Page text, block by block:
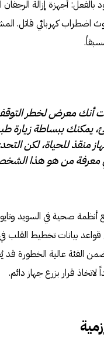
بالفعل: أجهزة إزالة الرجفان
اضطراب كهربائي قاتل.
أنك معرض لخطر
يمكنك ببساطة زيارة
منقذ للحياة، لكن
معرفة من هو هذا
أنظمة صحية في السويد
قواعد بيانات تخطيط القلب
الفئة عالية الخطورة قد
قرار بزرع جهاز دائم.